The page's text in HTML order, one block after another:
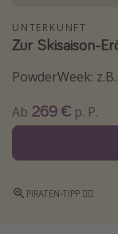
Sri Lanka
Reisethemen
Disneyland Paris
UNTERKUNFT
Zur Skisaison-
PowderWeek:
Ab 269 € p. P.
PIRATEN-TIPP 🏴‍☠️